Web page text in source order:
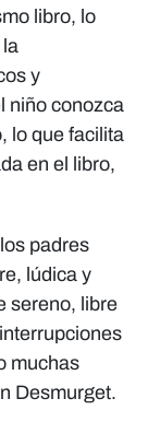
libro, lo
y
niño conozca
lo que facilita
en el libro,
padres
lúdica y
sereno, libre
muchas
Desmurget.